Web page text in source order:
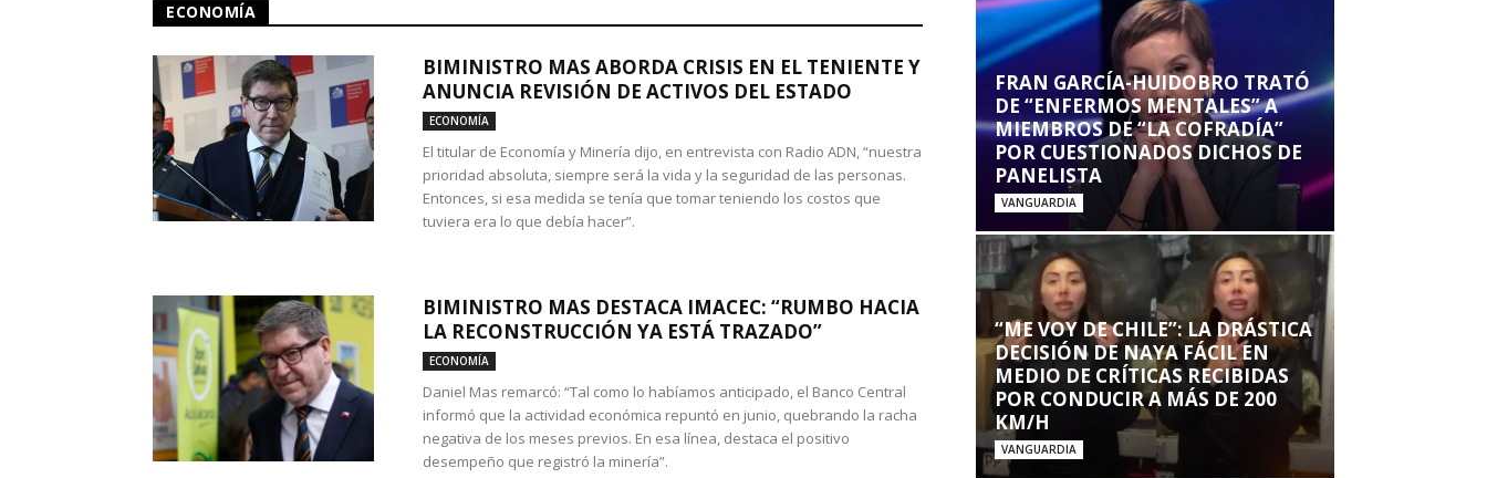
ECONOMÍA
BIMINISTRO MAS ABORDA CRISIS EN EL TENIENTE Y
ANUNCIA REVISIÓN DE ACTIVOS DEL ESTADO
ECONOMÍA
El titular de Economía y Minería dijo, en entrevista con Radio ADN, “nuestra
prioridad absoluta, siempre será la vida y la seguridad de las personas.
Entonces, si esa medida se tenía que tomar teniendo los costos que
tuviera era lo que debía hacer”.
BIMINISTRO MAS DESTACA IMACEC: “RUMBO HACIA
LA RECONSTRUCCIÓN YA ESTÁ TRAZADO”
ECONOMÍA
Daniel Mas remarcó: “Tal como lo habíamos anticipado, el Banco Central
informó que la actividad económica repuntó en junio, quebrando la racha
negativa de los meses previos. En esa línea, destaca el positivo
desempeño que registró la minería”.
FRAN GARCÍA-HUIDOBRO TRATÓ
DE “ENFERMOS MENTALES” A
MIEMBROS DE “LA COFRADÍA”
POR CUESTIONADOS DICHOS DE
PANELISTA
VANGUARDIA
“ME VOY DE CHILE”: LA DRÁSTICA
DECISIÓN DE NAYA FÁCIL EN
MEDIO DE CRÍTICAS RECIBIDAS
POR CONDUCIR A MÁS DE 200
KM/H
VANGUARDIA